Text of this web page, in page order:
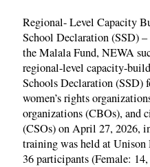
Regional- Level Capacity
School Declaration (SSD)
the Malala Fund, NEWA
regional-level capacity-
Schools Declaration (SSD)
women’s rights
organizations (CBOs), and
(CSOs) on April 27, 2026,
training was held at
36 participants (Female: